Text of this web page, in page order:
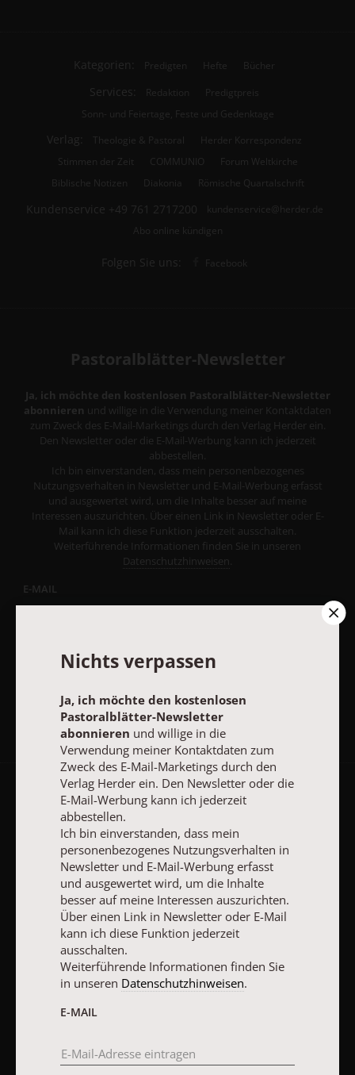
Kategorien: Predigten Hefte Bücher
Services: Redaktion
Predigtpreis
Sonn- und Feiertage, Feste und Gedenktage
Verlag: Theologie & Pastoral
Herder Korrespondenz
Stimmen der Zeit
COMMUNIO
Forum Weltkirche
Biblische Notizen
Diakonia Römische Quartalschrift
Kundenservice +49 761 2717200
kundenservice@herder.de
Abo online kündigen
Folgen Sie uns: Facebook
Pastoralblätter-Newsletter
Ja, ich möchte den kostenlosen Pastoralblätter-Newsletter
abonnieren und willige in die Verwendung meiner Kontaktdaten
zum Zweck des E-Mail-Marketings durch den Verlag Herder ein.
Den Newsletter oder die E-Mail-Werbung kann ich jederzeit
abbestellen.
Ich bin einverstanden, dass mein personenbezogenes
Nutzungsverhalten in Newsletter und E-Mail-Werbung erfasst
und ausgewertet wird, um die Inhalte besser auf meine
Interessen auszurichten. Über einen Link in Newsletter oder E-
Mail kann ich diese Funktion jederzeit ausschalten.
Weiterführende Informationen finden Sie in unseren
Datenschutzhinweisen
E-MAIL
AGB und Widerrufsbelehrung Datenschutz
Vertrag widerrufen Abo online kündigen
Nichts verpassen
Ja, ich möchte den kostenlosen
Pastoralblätter-Newsletter
abonnieren und willige in die
Verwendung meiner Kontaktdaten zum
Zweck des E-Mail-Marketings durch den
Verlag Herder ein. Den Newsletter oder die
E-Mail-Werbung kann ich jederzeit
abbestellen.
Ich bin einverstanden, dass mein
personenbezogenes Nutzungsverhalten in
Newsletter und E-Mail-Werbung erfasst
und ausgewertet wird, um die Inhalte
besser auf meine Interessen auszurichten.
Über einen Link in Newsletter oder E-Mail
kann ich diese Funktion jederzeit
ausschalten.
Weiterführende Informationen finden Sie
in unseren Datenschutzhinweisen.
E-MAIL